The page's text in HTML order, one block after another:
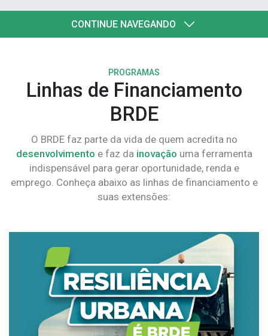
CONTINUE NAVEGANDO
PROGRAMAS
Linhas de Financiamento
BRDE
O BRDE faz parte da vida de quem acredita no
desenvolvimento e faz da inovação uma ferramenta
indispensável para gerar oportunidade, renda e
emprego. Conheça abaixo as linhas de financiamento e
suas extensões: